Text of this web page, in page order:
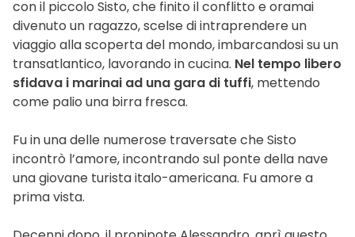
con il piccolo Sisto, che finito il conflitto e oramai
divenuto un ragazzo, scelse di intraprendere un
viaggio alla scoperta del mondo, imbarcandosi su un
transatlantico, lavorando in cucina. Nel tempo libero
sfidava i marinai ad una gara di tuffi, mettendo
come palio una birra fresca.
Fu in una delle numerose traversate che Sisto
incontrò l’amore, incontrando sul ponte della nave
una giovane turista italo-americana. Fu amore a
prima vista.